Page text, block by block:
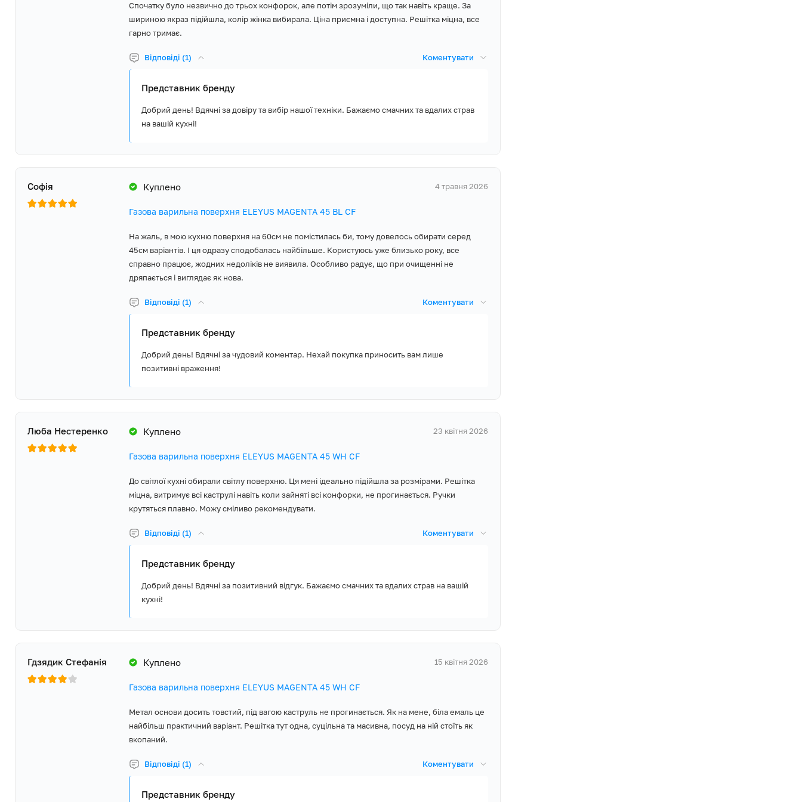
7.21
60
Гарантійний талон
Компанія ELEYUS впевнена в якості та надійності вбудованої кухонної техніки,
тому надає 5 років повної гарантії виробника та забезпечує широку і доступну
Спочатку було незвично до трьох конфорок, але потім зрозуміли, що так навіть краще. За
шириною якраз підійшла, колір жінка вибирала. Ціна приємна і доступна. Решітка міцна, все
гарно тримає.
Відповіді (1) Коментувати
Представник бренду
Добрий день! Вдячні за довіру та вибір нашої техніки. Бажаємо смачних та вдалих страв
на вашій кухні!
Софія Куплено 4 травня 2026
Газова варильна поверхня ELEYUS MAGENTA 45 BL CF
На жаль, в мою кухню поверхня на 60см не помістилась би, тому довелось обирати серед
45см варіантів. І ця одразу сподобалась найбільше. Користуюсь уже близько року, все
справно працює, жодних недоліків не виявила. Особливо радує, що при очищенні не
дряпається і виглядає як нова.
Відповіді (1) Коментувати
Представник бренду
Добрий день! Вдячні за чудовий коментар. Нехай покупка приносить вам лише
позитивні враження!
Люба Нестеренко Куплено 23 квітня 2026
Газова варильна поверхня ELEYUS MAGENTA 45 WH CF
До світлої кухні обирали світлу поверхню. Ця мені ідеально підійшла за розмірами. Решітка
міцна, витримує всі каструлі навіть коли зайняті всі конфорки, не прогинається. Ручки
крутяться плавно. Можу сміливо рекомендувати.
Відповіді (1) Коментувати
Представник бренду
Добрий день! Вдячні за позитивний відгук. Бажаємо смачних та вдалих страв на вашій
кухні!
Гдзядик Стефанія Куплено 15 квітня 2026
Газова варильна поверхня ELEYUS MAGENTA 45 WH CF
Метал основи досить товстий, під вагою каструль не прогинається. Як на мене, біла емаль це
найбільш практичний варіант. Решітка тут одна, суцільна та масивна, посуд на ній стоїть як
вкопаний.
Відповіді (1) Коментувати
Представник бренду